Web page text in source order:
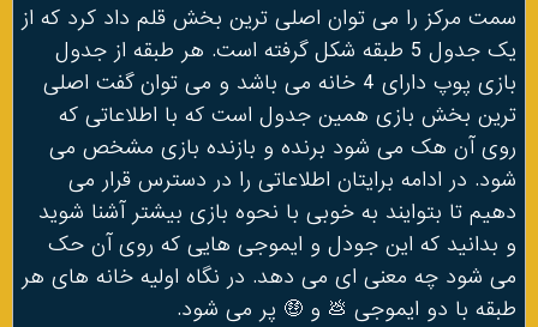
سمت مرکز را می توان اصلی ترین بخش قلم داد کرد که از
یک جدول 5 طبقه شکل گرفته است. هر طبقه از جدول
بازی پوپ دارای 4 خانه می باشد و می توان گفت اصلی
ترین بخش بازی همین جدول است که با اطلاعاتی که
روی آن هک می شود برنده و بازنده بازی مشخص می
شود. در ادامه برایتان اطلاعاتی را در دسترس قرار می
دهیم تا بتوایند به خوبی با نحوه بازی بیشتر آشنا شوید
و بدانید که این جودل و ایموجی هایی که روی آن حک
می شود چه معنی ای می دهد. در نگاه اولیه خانه های هر
طبقه با دو ایموجی 💩 و 🤑 پر می شود.